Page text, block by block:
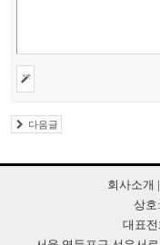
다음글
회사소개 |
상호
대표